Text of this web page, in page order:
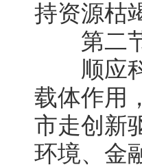
持资源枯
第二节
顺应科
载体作用
市走创新
环境、金